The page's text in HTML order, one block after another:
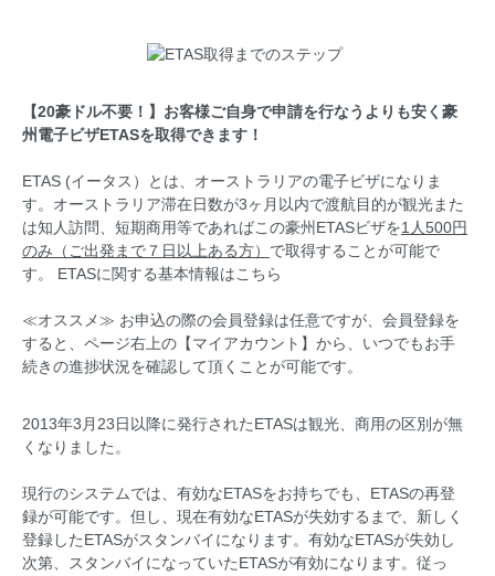
【20豪ドル不要！】お客様ご自身で申請を行なうよりも安く豪
州電子ビザETASを取得できます！
ETAS (イータス）とは、オーストラリアの電子ビザになりま
す。オーストラリア滞在日数が3ヶ月以内で渡航目的が観光また
は知人訪問、短期商用等であればこの豪州ETASビザを1人500円
のみ（ご出発まで７日以上ある方） で取得することが可能で
す。 ETASに関する基本情報はこちら
≪オススメ≫ お申込の際の会員登録は任意ですが、会員登録を
すると、ページ右上の【マイアカウント】から、いつでもお手
続きの進捗状況を確認して頂くことが可能です。
2013年3月23日以降に発行されたETASは観光、商用の区別が無
くなりました。
現行のシステムでは、有効なETASをお持ちでも、ETASの再登
録が可能です。但し、現在有効なETASが失効するまで、新しく
登録したETASがスタンバイになります。有効なETASが失効し
次第、スタンバイになっていたETASが有効になります。従っ